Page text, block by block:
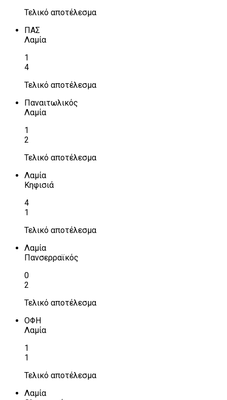
Τελικό αποτέλεσμα
ΠΑΣ
Λαμία
1
4
Τελικό αποτέλεσμα
Παναιτωλικός
Λαμία
1
2
Τελικό αποτέλεσμα
Λαμία
Κηφισιά
4
1
Τελικό αποτέλεσμα
Λαμία
Πανσερραϊκός
0
2
Τελικό αποτέλεσμα
ΟΦΗ
Λαμία
1
1
Τελικό αποτέλεσμα
Λαμία